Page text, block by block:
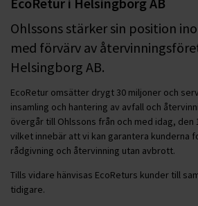
Ohlssons stärker sin position
med förvärv av
Helsingborg AB.
EcoRetur omsätter drygt 30 miljoner och
insamling och hantering av avfall och
övergår till Ohlssons från och med idag, den
vilket innebär att vi kan garantera kunderna
rådgivning och återvinning utan avbrott.
Tills vidare hänvisas EcoReturs kunder till
tidigare.